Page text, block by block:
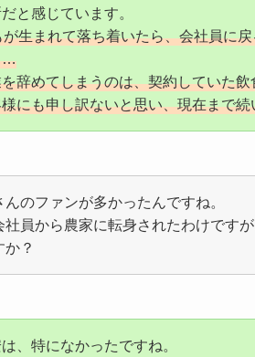
と感じています。
生まれて落ち着いたら、会社員に
辞めてしまうのは、契約していた
にも申し訳ないと思い、現在まで続
のファンが多かったんですね。
社員から農家に転身されたわけです
？
、特になかったですね。